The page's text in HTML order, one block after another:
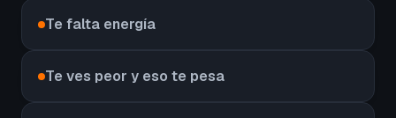
Te falta energía
Te ves peor y eso te pesa